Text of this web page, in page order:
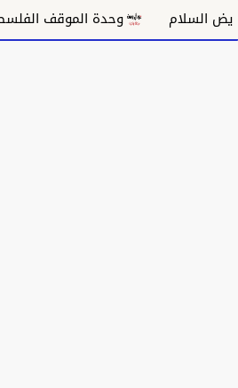
وحدة الموقف الفلسطيني